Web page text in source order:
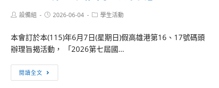
鐘
語
科
學
Post設備組
Post2026-06-04
Post學生活動
本會訂於本(115)年6月7日(星期日)假高雄港第16、17號碼頭
辦理旨揭活動， 「2026第七屆國...
閱讀全文
第